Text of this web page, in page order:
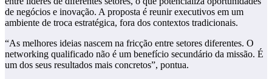
de negócios e inovação. A proposta é reunir executivos em um
ambiente de troca estratégica, fora dos contextos tradicionais.
“As melhores ideias nascem na fricção entre setores diferentes. O
networking qualificado não é um benefício secundário da missão. É
um dos seus resultados mais concretos”, pontua.